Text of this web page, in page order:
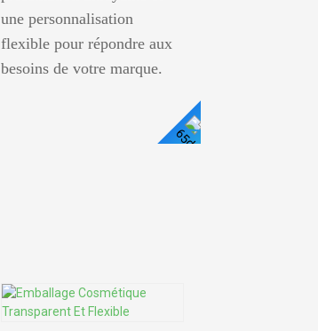
une personnalisation
flexible pour répondre aux
besoins de votre marque.